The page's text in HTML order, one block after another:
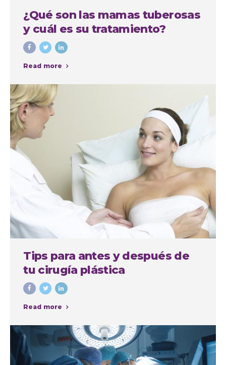
¿Qué son las mamas tuberosas
y cuál es su tratamiento?
Read more
Tips para antes y después de
tu cirugía plástica
Read more